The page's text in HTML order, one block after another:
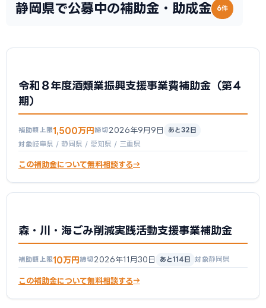
静岡県で公募中の補助金・助成金 6件
令和８年度酒類業振興支援事業費補助金（第４
期）
補助額上限1,500万円締切 2026年9月9日
あと32日
対象岐阜県 / 静岡県 / 愛知県 / 三重県
この補助金について無料相談する
森・川・海ごみ削減実践活動支援事業補助金
補助額上限10万円締切 2026年11月30日 あと114日 対象静岡県
この補助金について無料相談する